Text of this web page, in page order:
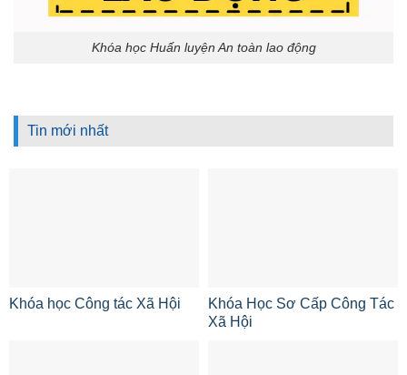
Khóa học Huấn luyện An toàn lao động
Tin mới nhất
Khóa học Công tác Xã Hội
Khóa Học Sơ Cấp Công Tác
Xã Hội